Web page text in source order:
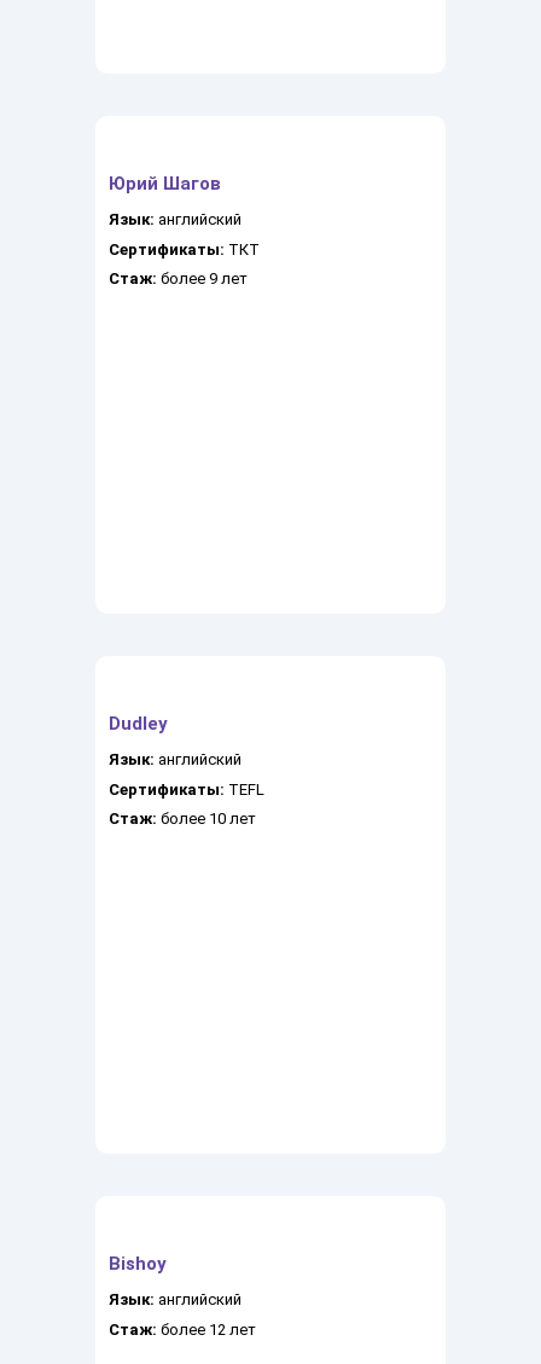
Юрий Шагов
Язык: английский
Сертификаты: ТКТ
Стаж: более 9 лет
Dudley
Язык: английский
Сертификаты: TEFL
Стаж: более 10 лет
Bishoy
Язык: английский
Стаж: более 12 лет